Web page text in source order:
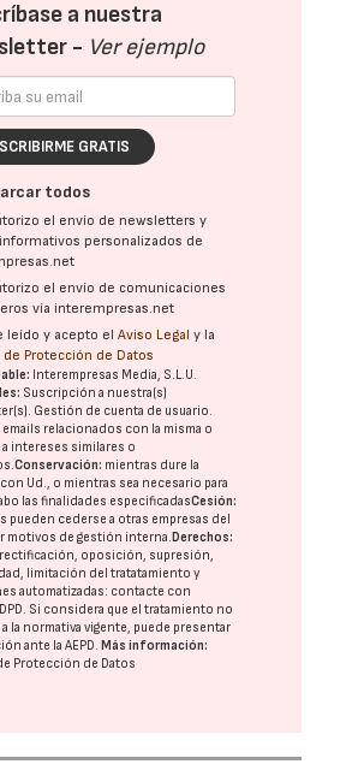
a nuestra
- Ver ejemplo
GRATIS
todos
el envío de newsletters y
personalizados de
el envío de comunicaciones
vía interempresas.net
leído y acepto elAviso Legal y la
de Protección de Datos
Interempresas Media, S.L.U.
Suscripción a nuestra(s)
Gestión de cuenta de usuario.
emails relacionados con la misma o
intereses similares o
Conservación: mientras dure la
Ud., o mientras sea necesario para
las finalidades especificadasCesión:
pueden cederse a otras empresas del
motivos de gestión interna. Derechos:
oposición, supresión,
limitación del tratatamiento y
automatizadas: contacte con
. Si considera que el tratamiento no
a la normativa vigente, puede presentar
ante laAEPD. Más información:
Protección de Datos